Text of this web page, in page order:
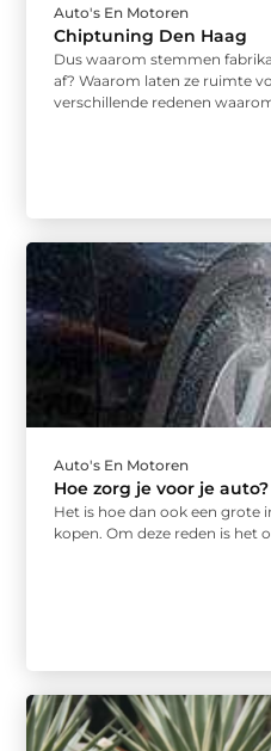
Auto's En Motoren
Chiptuning Den Haag
Dus waarom stemmen
af? Waarom laten ze ruimte
verschillende redenen waarom
Auto's En Motoren
Hoe zorg je voor je auto?
Het is hoe dan ook een grote
kopen. Om deze reden is het